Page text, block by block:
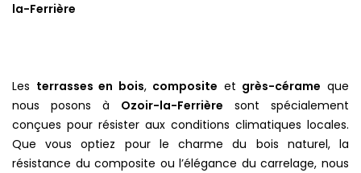
la-Ferrière
Les terrasses en bois, composite et grès-cérame que
nous posons à Ozoir-la-Ferrière sont spécialement
conçues pour résister aux conditions climatiques locales.
Que vous optiez pour le charme du bois naturel, la
résistance du composite ou l’élégance du carrelage, nous